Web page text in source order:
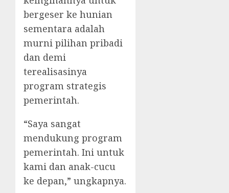
bergeser ke hunian
sementara adalah
murni pilihan pribadi
dan demi
terealisasinya
program strategis
pemerintah.
“Saya sangat
mendukung program
pemerintah. Ini untuk
kami dan anak-cucu
ke depan,” ungkapnya.